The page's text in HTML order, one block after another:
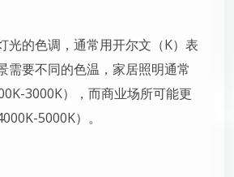
光的色调，通常用开尔文（K）表
需要不同的色温，家居照明通常
3000K），而商业场所可能更
5000K）。